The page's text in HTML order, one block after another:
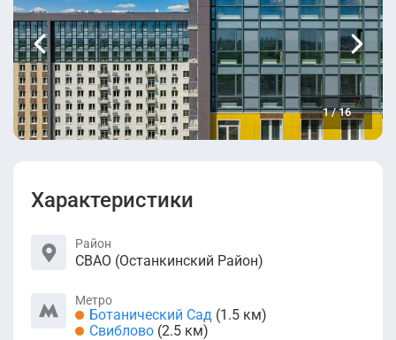
1/16
Характеристики
Район
СВАО (Останкинский Район)
Метро
Ботанический Сад (1.5 км)
Свиблово (2.5 км)